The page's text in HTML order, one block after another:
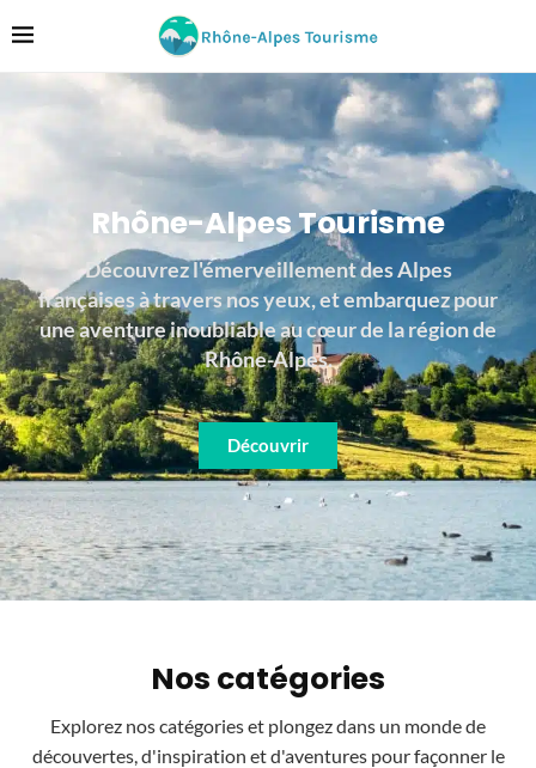
Rhône-Alpes Tourisme
Découvrez l'émerveillement des Alpes
françaises à travers nos yeux, et embarquez pour
une aventure inoubliable au cœur de la région de
Rhône-Alpes.
Découvrir
Nos catégories
Explorez nos catégories et plongez dans un monde de
découvertes, d'inspiration et d'aventures pour façonner le